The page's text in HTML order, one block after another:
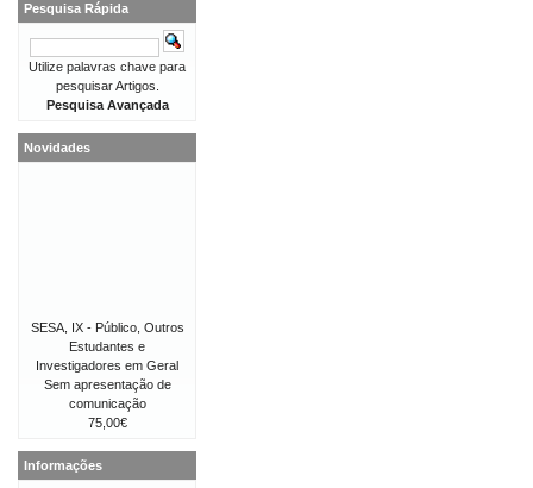
Pesquisa Rápida
Utilize palavras chave para
pesquisar Artigos.
Pesquisa Avançada
Novidades
SESA, IX - Público, Outros
Estudantes e
Investigadores em Geral
Sem apresentação de
comunicação
75,00€
Informações